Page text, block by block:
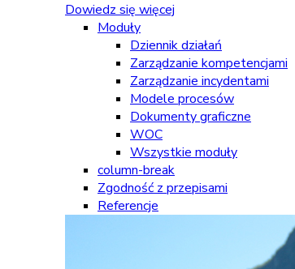
Dowiedz się więcej
Moduły
Dziennik działań
Zarządzanie kompetencjami
Zarządzanie incydentami
Modele procesów
Dokumenty graficzne
WOC
Wszystkie moduły
column-break
Zgodność z przepisami
Referencje